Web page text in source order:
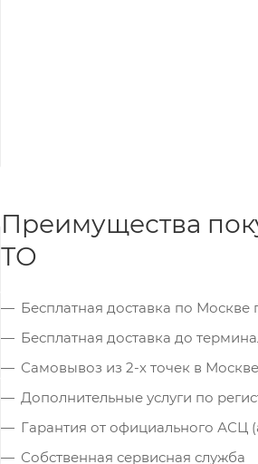
Преимущества
ТО
Бесплатная доставка по Москве
Бесплатная доставка до
Самовывоз из 2-х точек в Москве
Дополнительные услуги по
Гарантия от официального АСЦ
Собственная сервисная служба